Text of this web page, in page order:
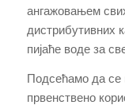
ангажовањем
дистрибутивних
пијаће воде за
Подсећамо дa сe
првенствено